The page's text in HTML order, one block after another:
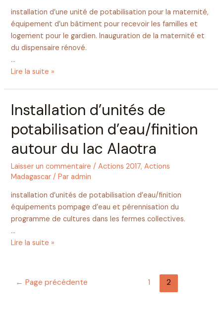
installation d’une unité de potabilisation pour la maternité,
équipement d’un bâtiment pour recevoir les familles et
logement pour le gardien. Inauguration de la maternité et
du dispensaire rénové.
…
Lire la suite »
Installation d’unités de
potabilisation d’eau/finition
autour du lac Alaotra
Laisser un commentaire /Actions 2017,Actions
Madagascar / Paradmin
installation d’unités de potabilisation d’eau/finition
équipements pompage d’eau et pérennisation du
programme de cultures dans les fermes collectives.
…
Lire la suite »
← Page précédente 1 2